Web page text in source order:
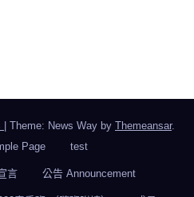
Theme: News Way by Themeansar.
Page test
言 公告 Announcement